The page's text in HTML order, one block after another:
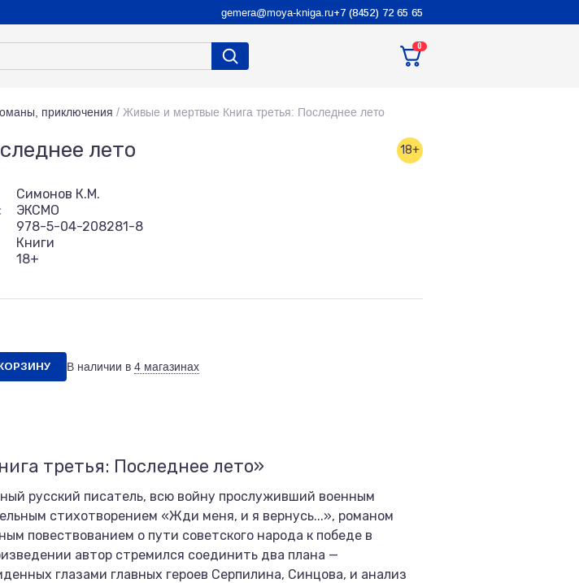
gemera@moya-kniga.ru+7 (8452) 72 65 65
0
приключения / Живые и мертвые Книга третья: Последнее лето
лето 18+
Симонов К.М.
ЭКСМО
978-5-04-208281-8
Книги
18+
В наличии в 4 магазинах
третья: Последнее лето»
русский писатель, всю войну прослуживший военным
стихотворением «Жди меня, и я вернусь...», романом
повествованием о пути советского народа к победе в
автор стремился соединить два плана —
глазами главных героев Серпилина, Синцова, и анализ